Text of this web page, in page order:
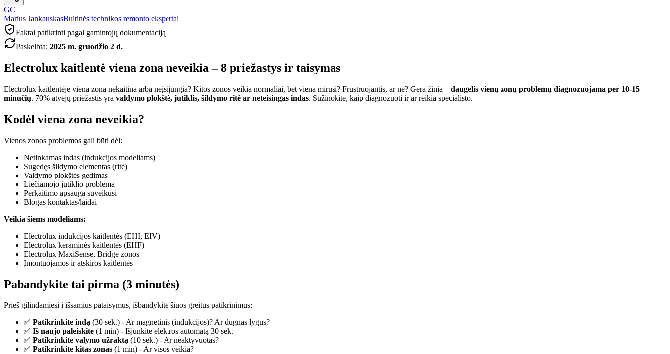
GC
Marius JankauskasBuitinės technikos remonto ekspertai
Faktai patikrinti pagal gamintojų dokumentaciją
Paskelbta: 2025 m. gruodžio 2 d.
Electrolux kaitlentė viena zona neveikia – 8 priežastys ir taisymas
Electrolux kaitlentėje viena zona nekaitina arba neįsijungia? Kitos zonos veikia normaliai, bet viena mirusi? Frustruojantis, ar ne? Gera žinia – daugelis vienų zonų problemų diagnozuojama per 10-15
minučių. 70% atvejų priežastis yra valdymo plokštė, jutiklis, šildymo ritė ar neteisingas indas. Sužinokite, kaip diagnozuoti ir ar reikia specialisto.
Kodėl viena zona neveikia?
Vienos zonos problemos gali būti dėl:
Netinkamas indas (indukcijos modeliams)
Sugedęs šildymo elementas (ritė)
Valdymo plokštės gedimas
Liečiamojo jutiklio problema
Perkaitimo apsauga suveikusi
Blogas kontaktas/laidai
Veikia šiems modeliams:
Electrolux indukcijos kaitlentės (EHI, EIV)
Electrolux keraminės kaitlentės (EHF)
Electrolux MaxiSense, Bridge zonos
Įmontuojamos ir atskiros kaitlentės
Pabandykite tai pirma (3 minutės)
Prieš gilindamiesi į išsamius pataisymus, išbandykite šiuos greitus patikrinimus:
✅ Patikrinkite indą (30 sek.) - Ar magnetinis (indukcijos)? Ar dugnas lygus?
✅ Iš naujo paleiskite (1 min) - Išjunkite elektros automatą 30 sek.
✅ Patikrinkite valymo užraktą (10 sek.) - Ar neaktyvuotas?
✅ Patikrinkite kitas zonas (1 min) - Ar visos veikia?